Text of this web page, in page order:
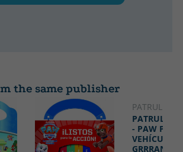
the same publisher
PATRULLA
PATRULLA
- PAW
VEHÍCULOS